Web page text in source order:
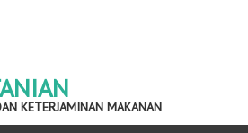
KETERJAMINAN MAKANAN